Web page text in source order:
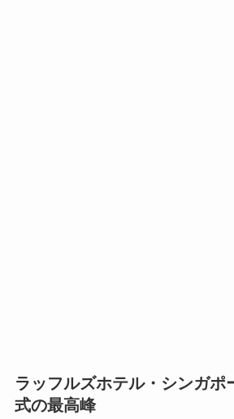
ラッフルズホテル・シンガポ
式の最高峰